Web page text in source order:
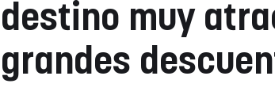
destino muy
grandes